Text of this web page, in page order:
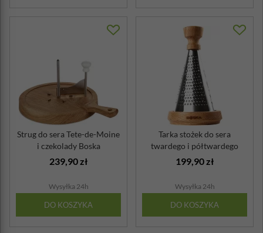
Strug do sera Tete-de-Moine
i czekolady Boska
239,90 zł
Wysyłka 24h
DO KOSZYKA
Tarka stożek do sera
twardego i półtwardego
Oslo Boska
199,90 zł
Wysyłka 24h
DO KOSZYKA